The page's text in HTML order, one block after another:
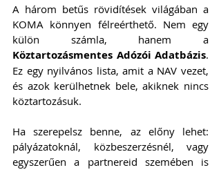
A három betűs rövidítések világában a
KOMA könnyen félreérthető. Nem egy
Köztartozásmentes Adózói Adatbázis.
Ez egy nyilvános lista, amit a NAV vezet,
és azok kerülhetnek bele, akiknek nincs
köztartozásuk.
Ha szerepelsz benne, az előny lehet:
pályázatoknál, közbeszerzésnél, vagy
egyszerűen a partnereid szemében is